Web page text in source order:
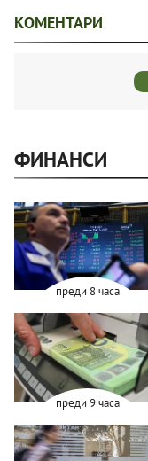
КОМЕНТАРИ
ФИНАНСИ
преди 8 часа
преди 9 часа